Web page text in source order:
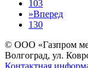
103
»Вперед
130
© ООО «Газпром
Волгоград, ул.
Контактная